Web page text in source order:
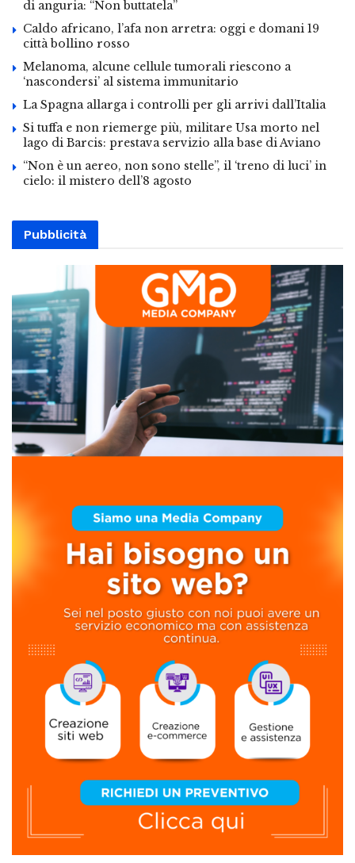
di anguria: “Non buttatela”
Caldo africano, l’afa non arretra: oggi e domani 19
città bollino rosso
Melanoma, alcune cellule tumorali riescono a
‘nascondersi’ al sistema immunitario
La Spagna allarga i controlli per gli arrivi dall’Italia
Si tuffa e non riemerge più, militare Usa morto nel
lago di Barcis: prestava servizio alla base di Aviano
“Non è un aereo, non sono stelle”, il ‘treno di luci’ in
cielo: il mistero dell’8 agosto
Pubblicità